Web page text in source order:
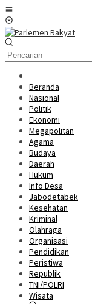
Loncat
ke
konten
Beranda
Nasional
Politik
Ekonomi
Megapolitan
Agama
Budaya
Daerah
Hukum
Info Desa
Jabodetabek
Kesehatan
Kriminal
Olahraga
Organisasi
Pendidikan
Peristiwa
Republik
TNI/POLRI
Wisata